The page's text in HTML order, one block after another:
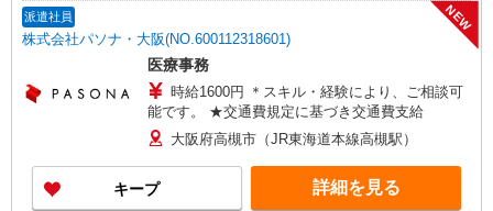
派遣社員
株式会社パソナ・大阪(NO.600112318601)
NEW
医療事務
時給1600円 ＊スキル・経験により、ご相談可
能です。 ★交通費規定に基づき交通費支給
大阪府高槻市（JR東海道本線高槻駅）
キープ 詳細を見る